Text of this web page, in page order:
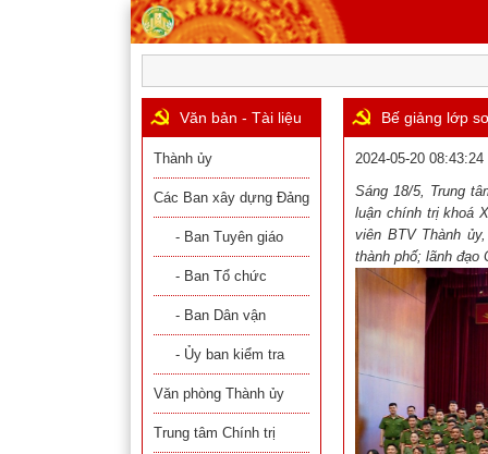
Bế giảng lớp
2024-05-20 08:43:24
Sáng 18/5, Trung
luận chính trị khoá
viên BTV Thành
thành phố; lãnh đạo
Văn bản - Tài liệu
Thành ủy
Các Ban xây dựng Đảng
- Ban Tuyên giáo
- Ban Tổ chức
- Ban Dân vận
- Ủy ban kiểm tra
Văn phòng Thành ủy
Trung tâm Chính trị